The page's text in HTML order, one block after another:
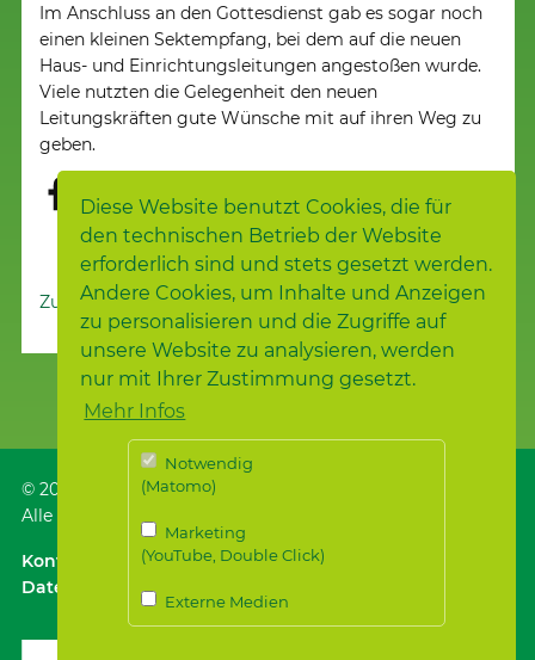
Diese Website benutzt Cookies, die für
den technischen Betrieb der Website
erforderlich sind und stets gesetzt werden.
Andere Cookies, um Inhalte und Anzeigen
zu personalisieren und die Zugriffe auf
unsere Website zu analysieren, werden
nur mit Ihrer Zustimmung gesetzt.
Mehr Infos
Notwendig
(Matomo)
Marketing
(YouTube, Double Click)
Externe Medien
Im Anschluss an den Gottesdienst gab es sogar noch
einen kleinen Sektempfang, bei dem auf die neuen
Haus- und Einrichtungsleitungen angestoßen wurde.
Viele nutzten die Gelegenheit den neuen
Leitungskräften gute Wünsche mit auf ihren Weg zu
geben.
Zur Nachrichtenübersicht
© 2026 Samariterstiftung
Alle Rechte vorbehalten.
Kontakt Anfahrt ÖPNV / Parken｜
Datenschutz
｜